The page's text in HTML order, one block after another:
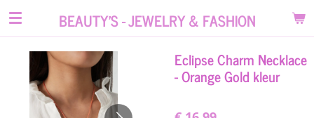
Ga
hoofdinhoud
BEAUTY'S - JEWELRY & FASHION
Eclipse Charm Necklace
- Orange Gold kleur